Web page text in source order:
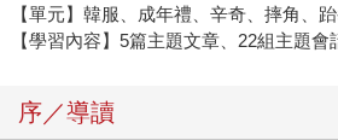
【單元】韓服、成年禮、辛奇、摔角、
【學習內容】5篇主題文章、22組主題
序／導讀